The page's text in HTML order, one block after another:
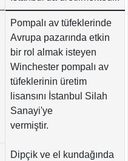
Pompalı av tüfeklerinde
Avrupa pazarında etkin
bir rol almak isteyen
Winchester pompalı av
tüfeklerinin üretim
lisansını İstanbul Silah
Sanayi'ye
vermiştir.
Dipçik ve el kundağında